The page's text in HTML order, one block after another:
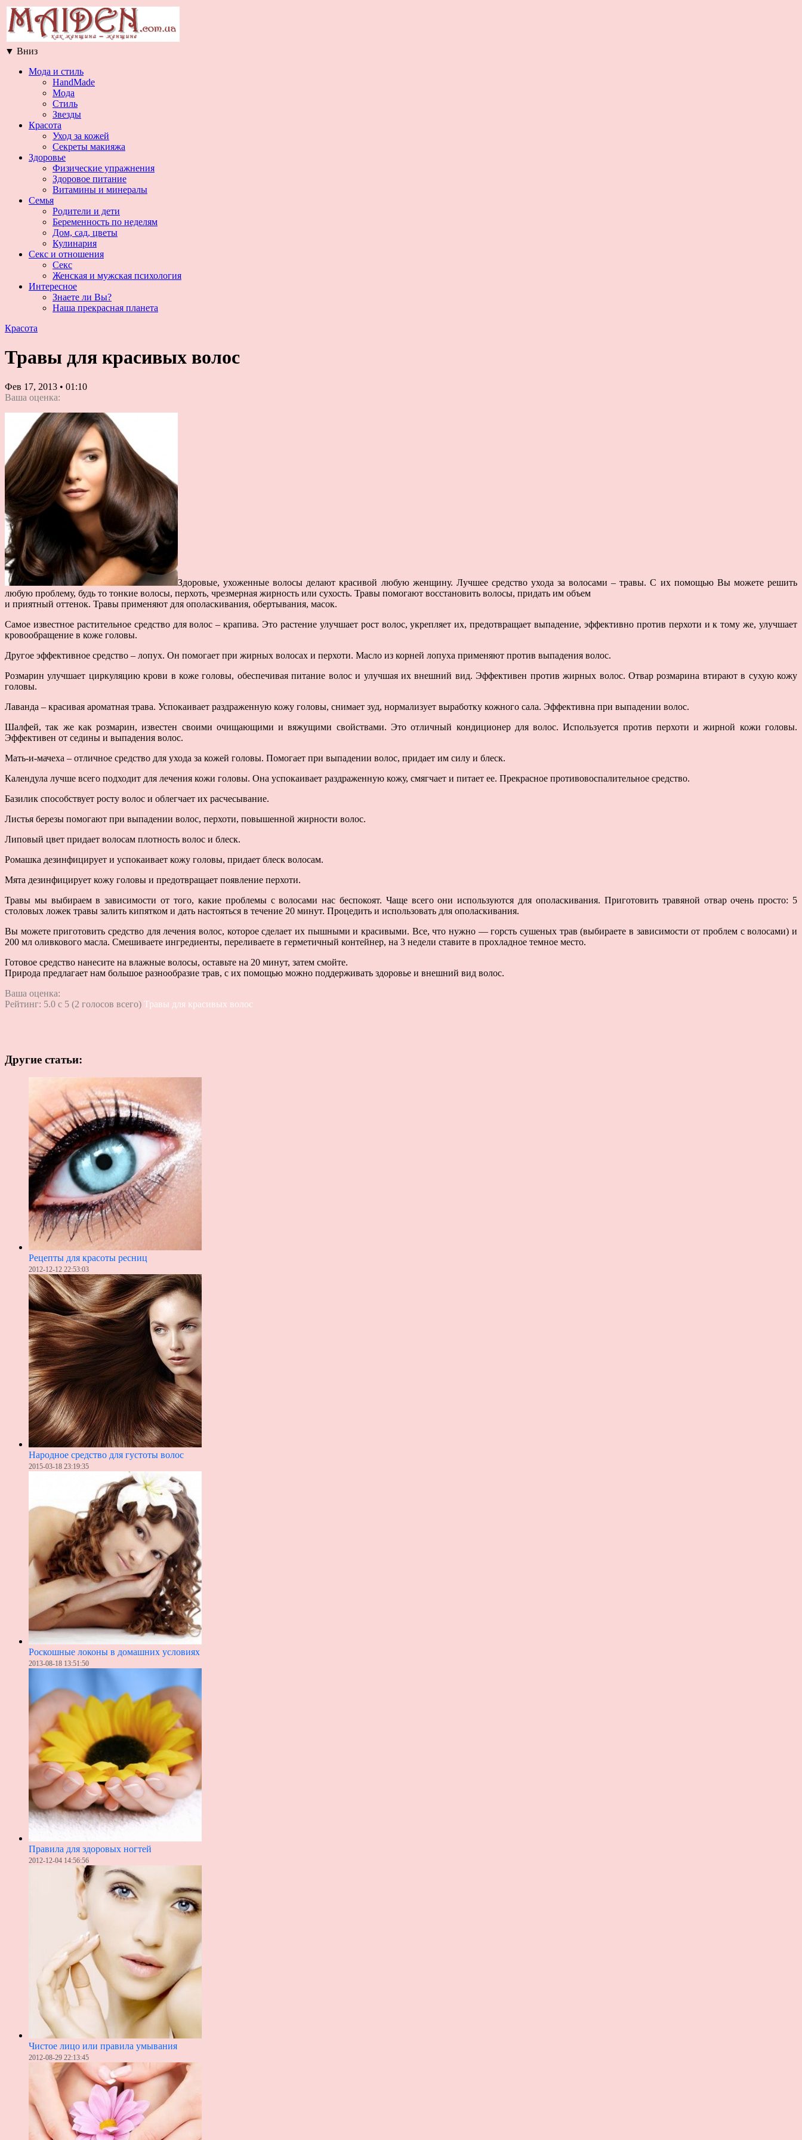
▼ Вниз
Мода и стиль
HandMade
Мода
Стиль
Звезды
Красота
Уход за кожей
Секреты макияжа
Здоровье
Физические упражнения
Здоровое питание
Витамины и минералы
Семья
Родители и дети
Беременность по неделям
Дом, сад, цветы
Кулинария
Секс и отношения
Секс
Женская и мужская психология
Интересное
Знаете ли Вы?
Наша прекрасная планета
Красота
Травы для красивых волос
Фев 17, 2013 • 01:10
Ваша оценка:
Здоровые, ухоженные волосы делают красивой любую женщину. Лучшее средство ухода за волосами – травы. С их помощью Вы можете решить
любую проблему, будь то тонкие волосы, перхоть, чрезмерная жирность или сухость. Травы помогают восстановить волосы, придать им объем
и приятный оттенок. Травы применяют для ополаскивания, обертывания, масок.
Самое известное растительное средство для волос – крапива. Это растение улучшает рост волос, укрепляет их, предотвращает выпадение, эффективно против перхоти и к тому же, улучшает
кровообращение в коже головы.
Другое эффективное средство – лопух. Он помогает при жирных волосах и перхоти. Масло из корней лопуха применяют против выпадения волос.
Розмарин улучшает циркуляцию крови в коже головы, обеспечивая питание волос и улучшая их внешний вид. Эффективен против жирных волос. Отвар розмарина втирают в сухую кожу
головы.
Лаванда – красивая ароматная трава. Успокаивает раздраженную кожу головы, снимает зуд, нормализует выработку кожного сала. Эффективна при выпадении волос.
Шалфей, так же как розмарин, известен своими очищающими и вяжущими свойствами. Это отличный кондиционер для волос. Используется против перхоти и жирной кожи головы.
Эффективен от седины и выпадения волос.
Мать-и-мачеха – отличное средство для ухода за кожей головы. Помогает при выпадении волос, придает им силу и блеск.
Календула лучше всего подходит для лечения кожи головы. Она успокаивает раздраженную кожу, смягчает и питает ее. Прекрасное противовоспалительное средство.
Базилик способствует росту волос и облегчает их расчесывание.
Листья березы помогают при выпадении волос, перхоти, повышенной жирности волос.
Липовый цвет придает волосам плотность волос и блеск.
Ромашка дезинфицирует и успокаивает кожу головы, придает блеск волосам.
Мята дезинфицирует кожу головы и предотвращает появление перхоти.
Травы мы выбираем в зависимости от того, какие проблемы с волосами нас беспокоят. Чаще всего они используются для ополаскивания. Приготовить травяной отвар очень просто: 5
столовых ложек травы залить кипятком и дать настояться в течение 20 минут. Процедить и использовать для ополаскивания.
Вы можете приготовить средство для лечения волос, которое сделает их пышными и красивыми. Все, что нужно — горсть сушеных трав (выбираете в зависимости от проблем с волосами) и
200 мл оливкового масла. Смешиваете ингредиенты, переливаете в герметичный контейнер, на 3 недели ставите в прохладное темное место.
Готовое средство нанесите на влажные волосы, оставьте на 20 минут, затем смойте.
Природа предлагает нам большое разнообразие трав, с их помощью можно поддерживать здоровье и внешний вид волос.
Ваша оценка:
Рейтинг: 5.0 c 5 (2 голосов всего) Травы для красивых волос
Другие статьи:
Рецепты для красоты ресниц
2012-12-12 22:53:03
Народное средство для густоты волос
2015-03-18 23:19:35
Роскошные локоны в домашних условиях
2013-08-18 13:51:50
Правила для здоровых ногтей
2012-12-04 14:56:56
Чистое лицо или правила умывания
2012-08-29 22:13:45